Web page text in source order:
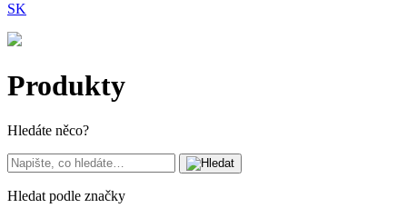
SK
Produkty
Hledáte něco?
Hledat podle značky